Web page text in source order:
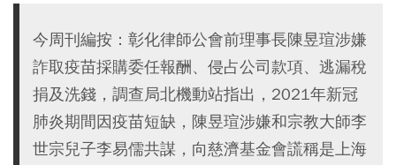
今周刊編按：彰化律師公會前理事長陳昱瑄涉嫌
詐取疫苗採購委任報酬、侵占公司款項、逃漏稅
捐及洗錢，調查局北機動站指出，2021年新冠
肺炎期間因疫苗短缺，陳昱瑄涉嫌和宗教大師李
世宗兒子李易儒共謀，向慈濟基金會謊稱是上海